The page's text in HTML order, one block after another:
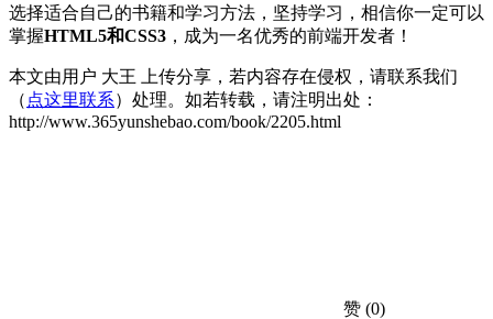
选择适合自己的书籍和学习方法，坚持学习，相信你一定可以
掌握HTML5和CSS3 ，成为一名优秀的前端开发者！
本文由用户 大王 上传分享，若内容存在侵权，请联系我们
（ 点这里联系）处理。如若转载，请注明出处：
http://www.365yunshebao.com/book/2205.html
赞 (0)